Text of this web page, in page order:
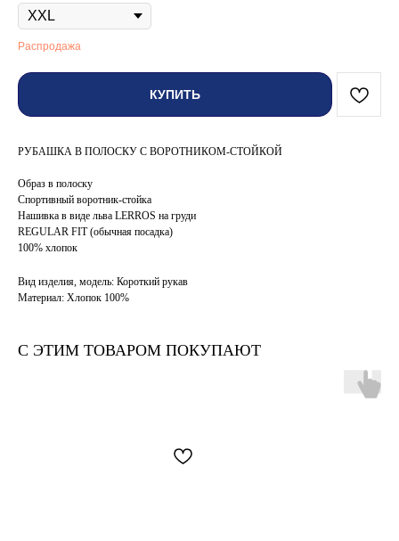
Распродажа
КУПИТЬ
РУБАШКА В ПОЛОСКУ С ВОРОТНИКОМ-СТОЙКОЙ
Образ в полоску
Спортивный воротник-стойка
Нашивка в виде льва LERROS на груди
REGULAR FIT (обычная посадка)
100% хлопок
Вид изделия, модель: Короткий рукав
Материал: Хлопок 100%
С ЭТИМ ТОВАРОМ ПОКУПАЮТ